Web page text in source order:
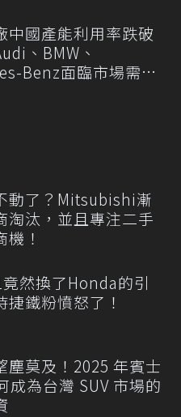
中國產能利用率跌破
、BMW、
Benz面臨市場需求
動了？Mitsubishi漸
淘汰，並且專注二手
機！
然換了Honda的引
捷鐵粉憤怒了！
塵莫及！2025 年賓士
成為台灣 SUV 市場的